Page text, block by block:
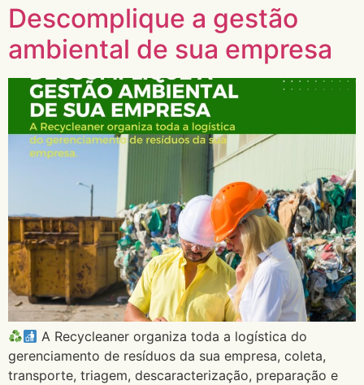
Descomplique a gestão
ambiental de sua empresa
A Recycleaner organiza toda a logística do
gerenciamento de resíduos da sua empresa, coleta,
transporte, triagem, descaracterização, preparação e